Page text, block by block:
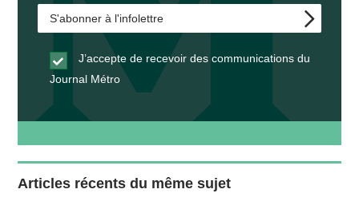
J’accepte de recevoir des communications du
Journal Métro
Articles récents du même sujet